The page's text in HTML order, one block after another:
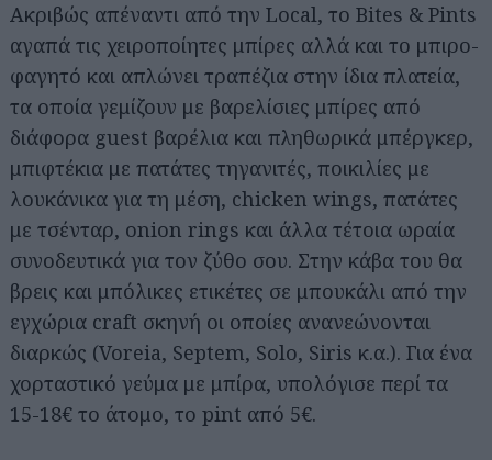
Ακριβώς απέναντι από την Local, το Bites & Pints
αγαπά τις χειροποίητες μπίρες αλλά και το μπιρο-
φαγητό και απλώνει τραπέζια στην ίδια πλατεία,
τα οποία γεμίζουν με βαρελίσιες μπίρες από
διάφορα guest βαρέλια και πληθωρικά μπέργκερ,
μπιφτέκια με πατάτες τηγανιτές, ποικιλίες με
λουκάνικα για τη μέση, chicken wings, πατάτες
με τσένταρ, onion rings και άλλα τέτοια ωραία
συνοδευτικά για τον ζύθο σου. Στην κάβα του θα
βρεις και μπόλικες ετικέτες σε μπουκάλι από την
εγχώρια craft σκηνή οι οποίες ανανεώνονται
διαρκώς (Voreia, Septem, Solo, Siris κ.α.). Για ένα
χορταστικό γεύμα με μπίρα, υπολόγισε περί τα
15-18€ το άτομο, το pint από 5€.